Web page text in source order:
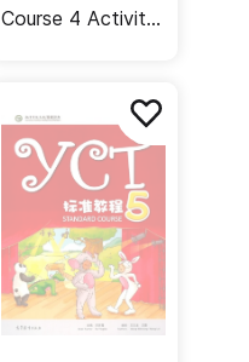
Course 4 Activity